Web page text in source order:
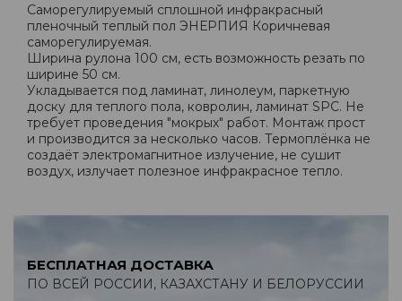
Саморегулируемый сплошной инфракрасный
пленочный теплый пол ЭНЕРПИЯ Коричневая
саморегулируемая.
Ширина рулона 100 см, есть возможность резать по
ширине 50 см.
Укладывается под ламинат, линолеум, паркетную
доску для теплого пола, ковролин, ламинат SPC. Не
требует проведения "мокрых" работ. Монтаж прост
и производится за несколько часов. Термоплёнка не
создаёт электромагнитное излучение, не сушит
воздух, излучает полезное инфракрасное тепло.
БЕСПЛАТНАЯ ДОСТАВКА
ПО ВСЕЙ РОССИИ, КАЗАХСТАНУ И БЕЛОРУССИИ